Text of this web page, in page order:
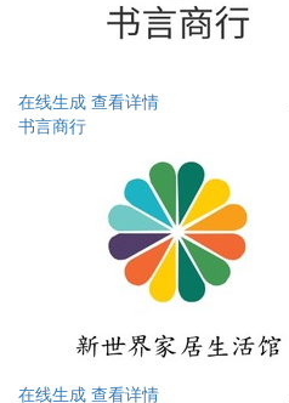
在线生成 查看详情
书言商行
在线生成 查看详情